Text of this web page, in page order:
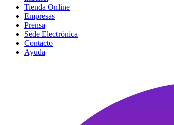
Tienda Online
Empresas
Prensa
Sede Electrónica
Contacto
Ayuda